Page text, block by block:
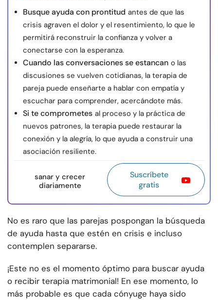
Busque ayuda con prontitud antes de que las
crisis agraven el dolor y el resentimiento, lo que le
permitirá reconstruir la confianza y volver a
conectarse con la esperanza.
Cuando las conversaciones se estancan o las
discusiones se vuelven cotidianas, la terapia de
pareja puede enseñarte a hablar con empatía y
escuchar para comprender, acercándote más.
Si te comprometes al proceso y la práctica de
nuevos patrones, la terapia puede restaurar la
conexión y la alegría, lo que ayuda a construir una
asociación resiliente.
sanar y crecer
diariamente
Suscríbete
gratis
No es raro que las parejas pospongan la búsqueda
de ayuda hasta que estén en crisis e incluso
contemplen separarse.
¡Este no es el momento óptimo para buscar ayuda
o recibir terapia matrimonial! En ese momento, lo
más probable es que cada cónyuge haya sido